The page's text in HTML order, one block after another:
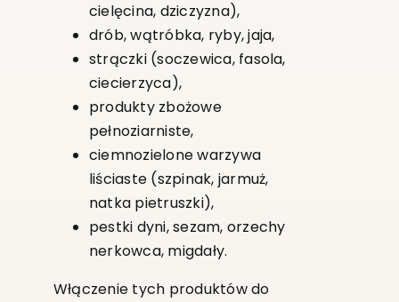
cielęcina, dziczyzna),
drób, wątróbka, ryby, jaja,
strączki (soczewica, fasola,
ciecierzyca),
produkty zbożowe
pełnoziarniste,
ciemnozielone warzywa
liściaste (szpinak, jarmuż,
natka pietruszki),
pestki dyni, sezam, orzechy
nerkowca, migdały.
Włączenie tych produktów do